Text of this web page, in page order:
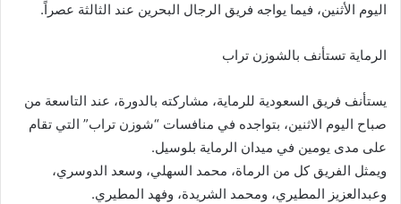
اليوم الأثنين، فيما يواجه فريق الرجال البحرين عند الثالثة عصراً.
الرماية تستأنف بالشوزن تراب
يستأنف فريق السعودية للرماية، مشاركته بالدورة، عند التاسعة من
صباح اليوم الاثنين، بتواجده في منافسات “شوزن تراب” التي تقام
على مدى يومين في ميدان الرماية بلوسيل.
ويمثل الفريق كل من الرماة، محمد السهلي، وسعد الدوسري،
وعبدالعزيز المطيري، ومحمد الشريدة، وفهد المطيري.